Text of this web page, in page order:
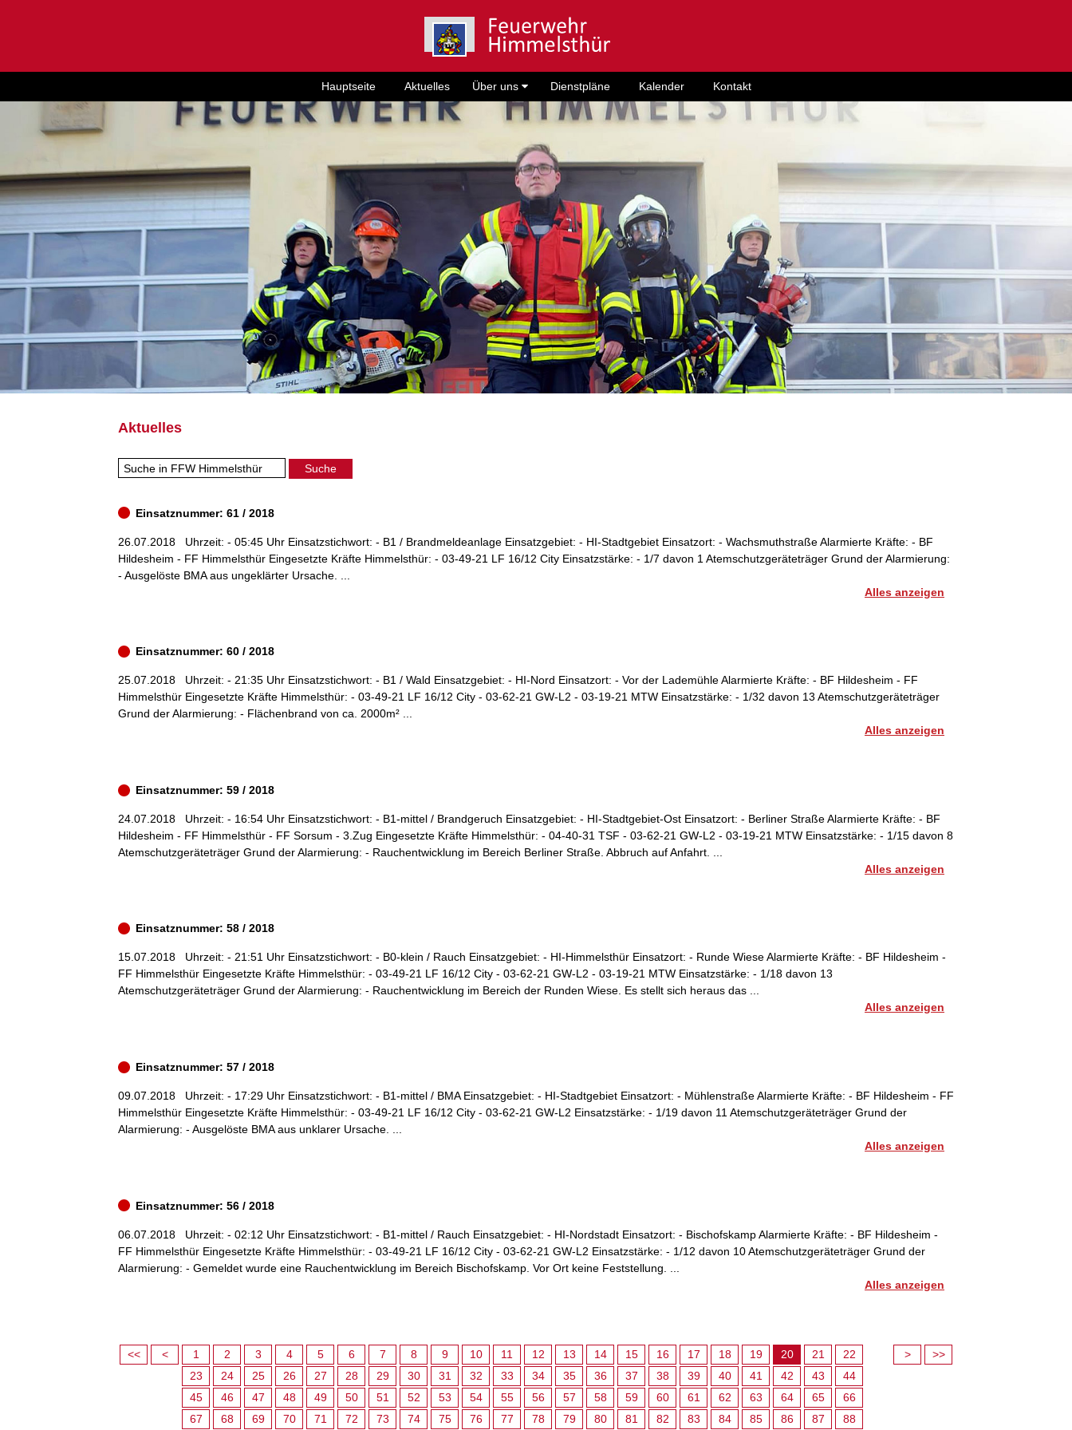
Hauptseite Aktuelles Über uns Dienstpläne Kalender Kontakt
Aktuelles
Einsatznummer: 61 / 2018
26.07.2018 Uhrzeit: - 05:45 Uhr Einsatzstichwort: - B1 / Brandmeldeanlage Einsatzgebiet: - HI-Stadtgebiet Einsatzort: - Wachsmuthstraße Alarmierte Kräfte: - BF
Hildesheim - FF Himmelsthür Eingesetzte Kräfte Himmelsthür: - 03-49-21 LF 16/12 City Einsatzstärke: - 1/7 davon 1 Atemschutzgeräteträger Grund der Alarmierung:
- Ausgelöste BMA aus ungeklärter Ursache. ...
Alles anzeigen
Einsatznummer: 60 / 2018
25.07.2018 Uhrzeit: - 21:35 Uhr Einsatzstichwort: - B1 / Wald Einsatzgebiet: - HI-Nord Einsatzort: - Vor der Lademühle Alarmierte Kräfte: - BF Hildesheim - FF
Himmelsthür Eingesetzte Kräfte Himmelsthür: - 03-49-21 LF 16/12 City - 03-62-21 GW-L2 - 03-19-21 MTW Einsatzstärke: - 1/32 davon 13 Atemschutzgeräteträger
Grund der Alarmierung: - Flächenbrand von ca. 2000m² ...
Alles anzeigen
Einsatznummer: 59 / 2018
24.07.2018 Uhrzeit: - 16:54 Uhr Einsatzstichwort: - B1-mittel / Brandgeruch Einsatzgebiet: - HI-Stadtgebiet-Ost Einsatzort: - Berliner Straße Alarmierte Kräfte: - BF
Hildesheim - FF Himmelsthür - FF Sorsum - 3.Zug Eingesetzte Kräfte Himmelsthür: - 04-40-31 TSF - 03-62-21 GW-L2 - 03-19-21 MTW Einsatzstärke: - 1/15 davon 8
Atemschutzgeräteträger Grund der Alarmierung: - Rauchentwicklung im Bereich Berliner Straße. Abbruch auf Anfahrt. ...
Alles anzeigen
Einsatznummer: 58 / 2018
15.07.2018 Uhrzeit: - 21:51 Uhr Einsatzstichwort: - B0-klein / Rauch Einsatzgebiet: - HI-Himmelsthür Einsatzort: - Runde Wiese Alarmierte Kräfte: - BF Hildesheim -
FF Himmelsthür Eingesetzte Kräfte Himmelsthür: - 03-49-21 LF 16/12 City - 03-62-21 GW-L2 - 03-19-21 MTW Einsatzstärke: - 1/18 davon 13
Atemschutzgeräteträger Grund der Alarmierung: - Rauchentwicklung im Bereich der Runden Wiese. Es stellt sich heraus das ...
Alles anzeigen
Einsatznummer: 57 / 2018
09.07.2018 Uhrzeit: - 17:29 Uhr Einsatzstichwort: - B1-mittel / BMA Einsatzgebiet: - HI-Stadtgebiet Einsatzort: - Mühlenstraße Alarmierte Kräfte: - BF Hildesheim - FF
Himmelsthür Eingesetzte Kräfte Himmelsthür: - 03-49-21 LF 16/12 City - 03-62-21 GW-L2 Einsatzstärke: - 1/19 davon 11 Atemschutzgeräteträger Grund der
Alarmierung: - Ausgelöste BMA aus unklarer Ursache. ...
Alles anzeigen
Einsatznummer: 56 / 2018
06.07.2018 Uhrzeit: - 02:12 Uhr Einsatzstichwort: - B1-mittel / Rauch Einsatzgebiet: - HI-Nordstadt Einsatzort: - Bischofskamp Alarmierte Kräfte: - BF Hildesheim -
FF Himmelsthür Eingesetzte Kräfte Himmelsthür: - 03-49-21 LF 16/12 City - 03-62-21 GW-L2 Einsatzstärke: - 1/12 davon 10 Atemschutzgeräteträger Grund der
Alarmierung: - Gemeldet wurde eine Rauchentwicklung im Bereich Bischofskamp. Vor Ort keine Feststellung. ...
Alles anzeigen
<< < 1 2 3 4 5 6 7 8 9 10 11 12 13 14 15 16 17 18 19 20 21
22
23
24 25 26 27 28 29 30 31 32 33 34 35 36 37 38 39 40 41 42 43
44
45
46 47 48 49 50 51 52 53 54 55 56 57 58 59 60 61 62 63 64 65
66
67
68 69 70 71 72 73 74 75 76 77 78 79 80 81 82 83 84 85 86 87 88
> >>